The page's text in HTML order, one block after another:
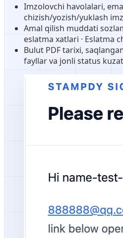
Imzolovchi havolalari,
chizish/yozish/yuklash
Amal qilish muddati
eslatma xatlari · Eslatma
Bulut PDF tarixi,
fayllar va jonli status